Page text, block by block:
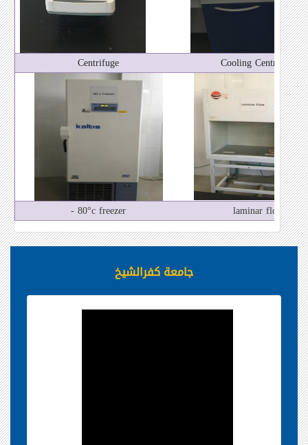
Centrifuge Cooling Centrifuge
- 80°c freezer laminar flow
جامعة كفرالشيخ